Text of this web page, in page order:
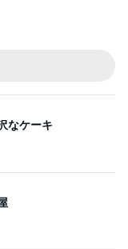
なケーキ